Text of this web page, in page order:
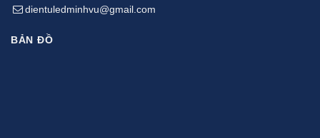
dientuledminhvu@gmail.com
BẢN ĐỒ